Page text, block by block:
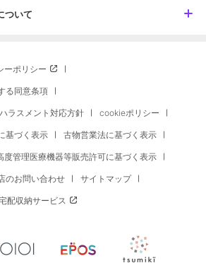
ついて
ーポリシー
る同意条項
ラスメント対応方針 cookieポリシー
基づく表示 古物営業法に基づく表示
度管理医療機器等販売許可に基づく表示
のお問い合わせ サイトマップ
配収納サービス